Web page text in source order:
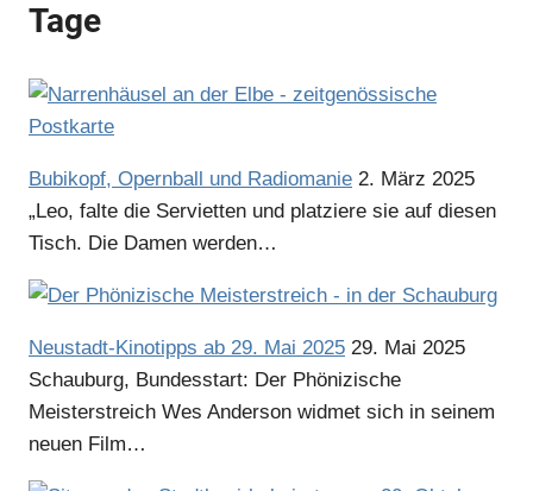
Tage
Bubikopf, Opernball und Radiomanie 2. März 2025
„Leo, falte die Servietten und platziere sie auf diesen
Tisch. Die Damen werden…
Neustadt-Kinotipps ab 29. Mai 2025 29. Mai 2025
Schauburg, Bundesstart: Der Phönizische
Meisterstreich Wes Anderson widmet sich in seinem
neuen Film…